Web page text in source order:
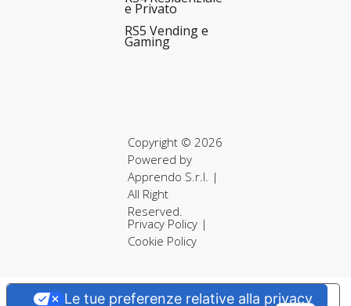
e Privato
RS5 Vending e
Gaming
Copyright © 2026
Powered by
Apprendo S.r.l.
|
All Right
Reserved.
Privacy Policy|
Cookie Policy
Le tue preferenze relative alla privacy